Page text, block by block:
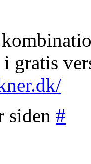
i gratis
siden #